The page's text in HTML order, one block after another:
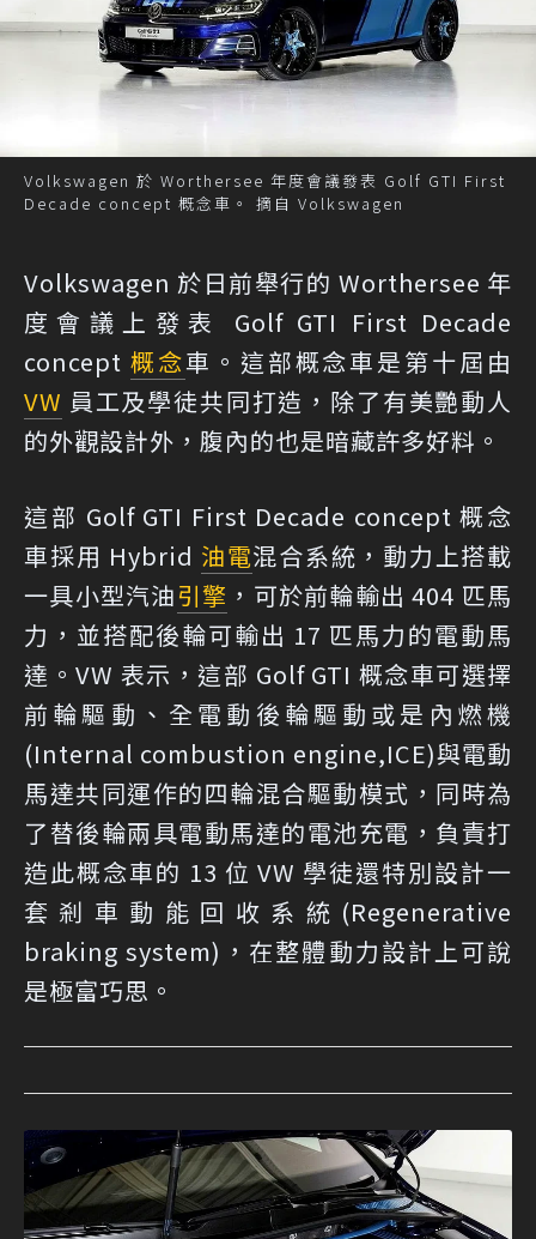
Volkswagen 於 Worthersee 年度會議發表 Golf GTI First
Decade concept 概念車。 摘自 Volkswagen
Volkswagen 於日前舉行的 Worthersee 年
度會議上發表 Golf GTI First Decade
concept 概念車。這部概念車是第十屆由
VW 員工及學徒共同打造，除了有美艷動人
的外觀設計外，腹內的也是暗藏許多好料。
這部 Golf GTI First Decade concept 概念
車採用 Hybrid 油電混合系統，動力上搭載
一具小型汽油引擎 ，可於前輪輸出 404 匹馬
力，並搭配後輪可輸出 17 匹馬力的電動馬
達。VW 表示，這部 Golf GTI 概念車可選擇
前輪驅動、全電動後輪驅動或是內燃機
(Internal combustion engine,ICE)與電動
馬達共同運作的四輪混合驅動模式，同時為
了替後輪兩具電動馬達的電池充電，負責打
造此概念車的 13 位 VW 學徒還特別設計一
套剎車動能回收系統(Regenerative
braking system)，在整體動力設計上可說
是極富巧思。